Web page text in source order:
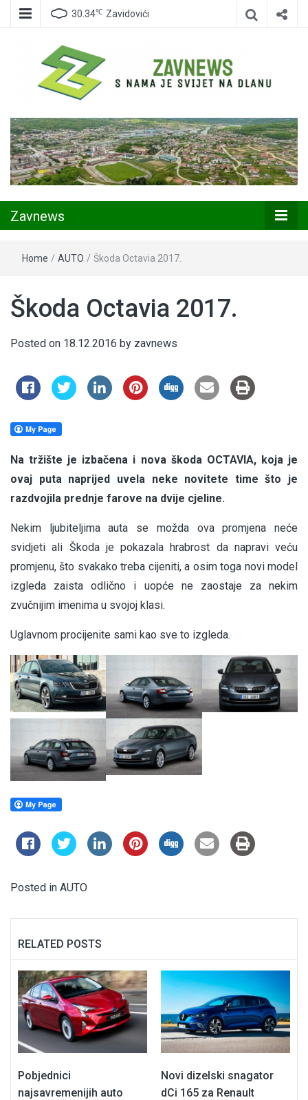
30.34℃ Zavidovići
Zavnews
Zavnews
Home / AUTO / Škoda Octavia 2017.
Škoda Octavia 2017.
Posted on 18.12.2016 by zavnews
Na tržište je izbačena i nova škoda OCTAVIA, koja je
ovaj puta naprijed uvela neke novitete time što je
razdvojila prednje farove na dvije cjeline.
Nekim ljubiteljima auta se možda ova promjena neće
svidjeti ali Škoda je pokazala hrabrost da napravi veću
promjenu, što svakako treba cijeniti, a osim toga novi model
izgleda zaista odlično i uopće ne zaostaje za nekim
zvučnijim imenima u svojoj klasi.
Uglavnom procijenite sami kao sve to izgleda.
Posted in AUTO
RELATED POSTS
Pobjednici
najsavremenijih auto
Novi dizelski snagator
dCi 165 za Renault